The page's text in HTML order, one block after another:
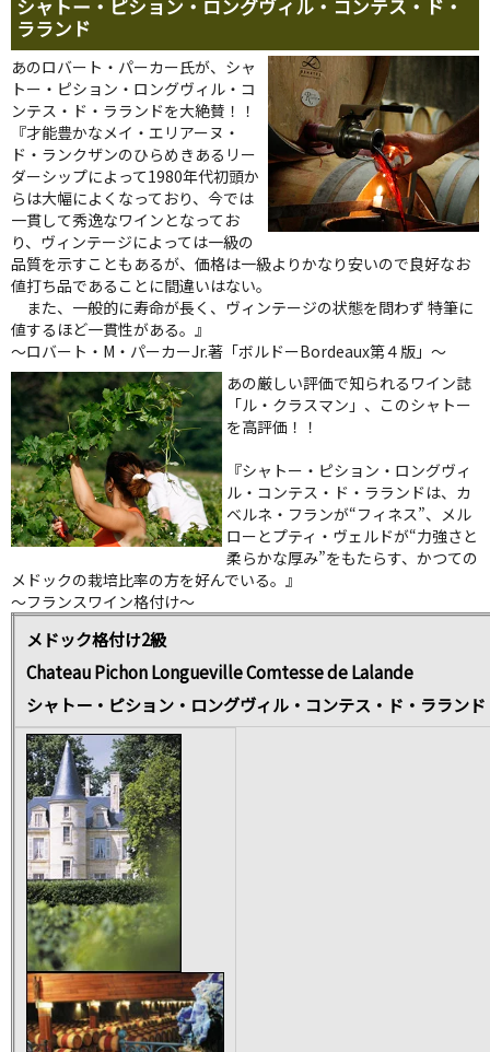
シャトー・ピション・ロングヴィル・コンテス・ド・
ラランド
あのロバート・パーカー氏が、シャ
トー・ピション・ロングヴィル・コ
ンテス・ド・ラランドを大絶賛！！
『才能豊かなメイ・エリアーヌ・
ド・ランクザンのひらめきあるリー
ダーシップによって1980年代初頭か
らは大幅によくなっており、今では
一貫して秀逸なワインとなってお
り、ヴィンテージによっては一級の
品質を示すこともあるが、価格は一級よりかなり安いので良好なお
値打ち品であることに間違いはない。
また、一般的に寿命が長く、ヴィンテージの状態を問わず 特筆に
値するほど一貫性がある。』
～ロバート・M・パーカーJr.著「ボルドーBordeaux第４版」～
あの厳しい評価で知られるワイン誌
「ル・クラスマン」、このシャトー
を高評価！！
『シャトー・ピション・ロングヴィ
ル・コンテス・ド・ラランドは、カ
ベルネ・フランが“フィネス”、メル
ローとプティ・ヴェルドが“力強さと
柔らかな厚み”をもたらす、かつての
メドックの栽培比率の方を好んでいる。』
～フランスワイン格付け～
メドック格付け2級
Chateau Pichon Longueville Comtesse de Lalande
シャトー・ピション・ロングヴィル・コンテス・ド・ラランド